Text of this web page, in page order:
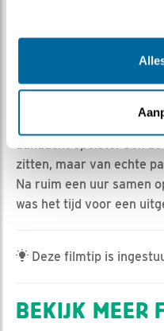
Ed Hoogkamer |
Rond middernacht was
leek zich iets onder de
aandacht opeiste. Ook
zitten, maar van echte
Na ruim een uur samen
was het tijd voor een
Deze filmtip is
BEKIJK MEER